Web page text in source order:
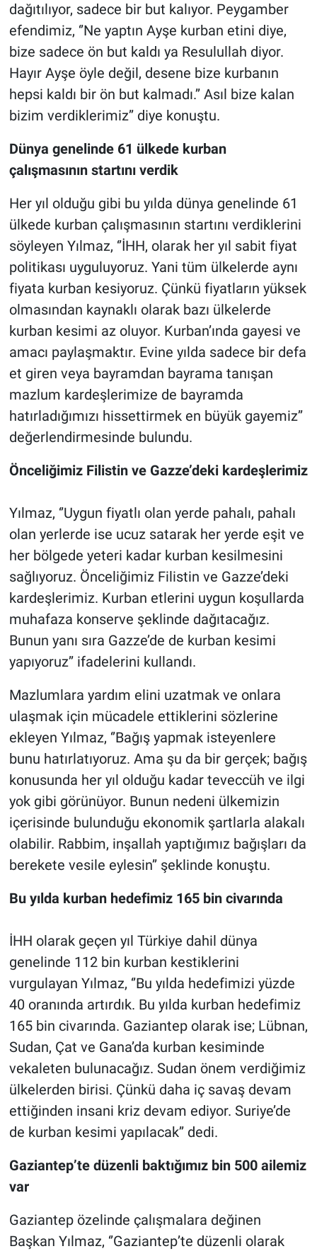
dağıtılıyor, sadece bir but kalıyor. Peygamber
efendimiz, ‘’Ne yaptın Ayşe kurban etini diye,
bize sadece ön but kaldı ya Resulullah diyor.
Hayır Ayşe öyle değil, desene bize kurbanın
hepsi kaldı bir ön but kalmadı.’’ Asıl bize kalan
bizim verdiklerimiz’’ diye konuştu.
Dünya genelinde 61 ülkede kurban
çalışmasının startını verdik
Her yıl olduğu gibi bu yılda dünya genelinde 61
ülkede kurban çalışmasının startını verdiklerini
söyleyen Yılmaz, ‘’İHH, olarak her yıl sabit fiyat
politikası uyguluyoruz. Yani tüm ülkelerde aynı
fiyata kurban kesiyoruz. Çünkü fiyatların yüksek
olmasından kaynaklı olarak bazı ülkelerde
kurban kesimi az oluyor. Kurban’ında gayesi ve
amacı paylaşmaktır. Evine yılda sadece bir defa
et giren veya bayramdan bayrama tanışan
mazlum kardeşlerimize de bayramda
hatırladığımızı hissettirmek en büyük gayemiz’’
değerlendirmesinde bulundu.
Önceliğimiz Filistin ve Gazze’deki kardeşlerimiz
Yılmaz, ‘’Uygun fiyatlı olan yerde pahalı, pahalı
olan yerlerde ise ucuz satarak her yerde eşit ve
her bölgede yeteri kadar kurban kesilmesini
sağlıyoruz. Önceliğimiz Filistin ve Gazze’deki
kardeşlerimiz. Kurban etlerini uygun koşullarda
muhafaza konserve şeklinde dağıtacağız.
Bunun yanı sıra Gazze’de de kurban kesimi
yapıyoruz’’ ifadelerini kullandı.
Mazlumlara yardım elini uzatmak ve onlara
ulaşmak için mücadele ettiklerini sözlerine
ekleyen Yılmaz, ‘’Bağış yapmak isteyenlere
bunu hatırlatıyoruz. Ama şu da bir gerçek; bağış
konusunda her yıl olduğu kadar teveccüh ve ilgi
yok gibi görünüyor. Bunun nedeni ülkemizin
içerisinde bulunduğu ekonomik şartlarla alakalı
olabilir. Rabbim, inşallah yaptığımız bağışları da
berekete vesile eylesin’’ şeklinde konuştu.
Bu yılda kurban hedefimiz 165 bin civarında
İHH olarak geçen yıl Türkiye dahil dünya
genelinde 112 bin kurban kestiklerini
vurgulayan Yılmaz, ‘’Bu yılda hedefimizi yüzde
40 oranında artırdık. Bu yılda kurban hedefimiz
165 bin civarında. Gaziantep olarak ise; Lübnan,
Sudan, Çat ve Gana’da kurban kesiminde
vekaleten bulunacağız. Sudan önem verdiğimiz
ülkelerden birisi. Çünkü daha iç savaş devam
ettiğinden insani kriz devam ediyor. Suriye’de
de kurban kesimi yapılacak’’ dedi.
Gaziantep’te düzenli baktığımız bin 500 ailemiz
var
Gaziantep özelinde çalışmalara değinen
Başkan Yılmaz, ‘’Gaziantep’te düzenli olarak